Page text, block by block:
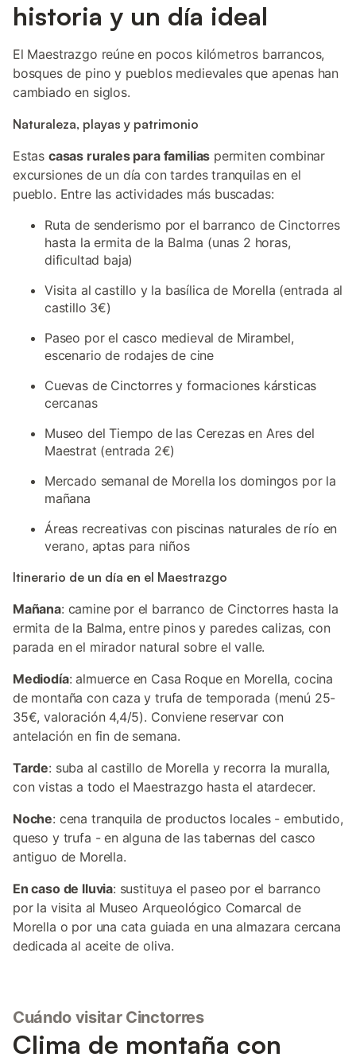
historia y un día ideal
El Maestrazgo reúne en pocos kilómetros barrancos,
bosques de pino y pueblos medievales que apenas han
cambiado en siglos.
Naturaleza, playas y patrimonio
Estas casas rurales para familias permiten combinar
excursiones de un día con tardes tranquilas en el
pueblo. Entre las actividades más buscadas:
Ruta de senderismo por el barranco de Cinctorres
hasta la ermita de la Balma (unas 2 horas,
dificultad baja)
Visita al castillo y la basílica de Morella (entrada al
castillo 3€)
Paseo por el casco medieval de Mirambel,
escenario de rodajes de cine
Cuevas de Cinctorres y formaciones kársticas
cercanas
Museo del Tiempo de las Cerezas en Ares del
Maestrat (entrada 2€)
Mercado semanal de Morella los domingos por la
mañana
Áreas recreativas con piscinas naturales de río en
verano, aptas para niños
Itinerario de un día en el Maestrazgo
Mañana: camine por el barranco de Cinctorres hasta la
ermita de la Balma, entre pinos y paredes calizas, con
parada en el mirador natural sobre el valle.
Mediodía: almuerce en Casa Roque en Morella, cocina
de montaña con caza y trufa de temporada (menú 25-
35€, valoración 4,4/5). Conviene reservar con
antelación en fin de semana.
Tarde: suba al castillo de Morella y recorra la muralla,
con vistas a todo el Maestrazgo hasta el atardecer.
Noche: cena tranquila de productos locales - embutido,
queso y trufa - en alguna de las tabernas del casco
antiguo de Morella.
En caso de lluvia: sustituya el paseo por el barranco
por la visita al Museo Arqueológico Comarcal de
Morella o por una cata guiada en una almazara cercana
dedicada al aceite de oliva.
Cuándo visitar Cinctorres
Clima de montaña con